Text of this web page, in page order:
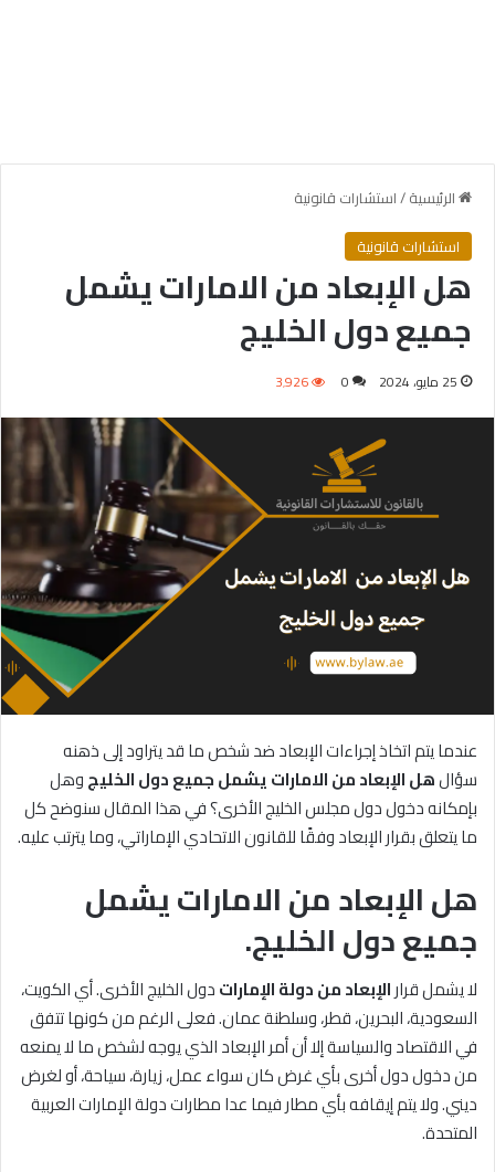
الرئيسية/استشارات قانونية
استشارات قانونية
هل الإبعاد من الامارات يشمل
جميع دول الخليج
25 مايو، 2024 0 3٬926
عندما يتم اتخاذ إجراءات الإبعاد ضد شخص ما قد يتراود إلى ذهنه
سؤالهلالإبعادمنالاماراتيشملجميعدولالخليجوهل
بإمكانه دخول دول مجلس الخليج الأخرى؟ في هذا المقال سنوضح كل
ما يتعلق بقرار الإبعاد وفقًا للقانون الاتحادي الإماراتي، وما يترتب عليه.
هل الإبعاد من الامارات يشمل
جميع دول الخليج.
لا يشمل قرارالإبعاد من دولة الإماراتدول الخليج الأخرى. أي الكويت،
السعودية، البحرين، قطر، وسلطنة عمان. فعلى الرغم من كونها تتفق
في الاقتصاد والسياسة إلا أن أمر الإبعاد الذي يوجه لشخص ما لا يمنعه
من دخول دول أخرى بأي غرض كان سواء عمل، زيارة، سياحة، أو لغرض
ديني. ولا يتم إيقافه بأي مطار فيما عدا مطارات دولة الإمارات العربية
المتحدة.